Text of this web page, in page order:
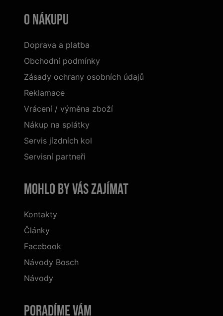
O nákupu
Doprava a platba
Obchodní podmínky
Zásady ochrany osobních údajů
Reklamace
Vrácení / výměna zboží
Nákup na splátky
Servis jízdních kol
Servisní partneři
Mohlo by vás zajímat
Kontakty
Články
Facebook
Návody Bosch
Návody
Poradíme Vám